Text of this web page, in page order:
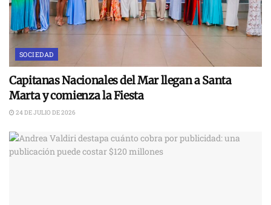
SOCIEDAD
Capitanas Nacionales del Mar llegan a Santa
Marta y comienza la Fiesta
24 DE JULIO DE 2026